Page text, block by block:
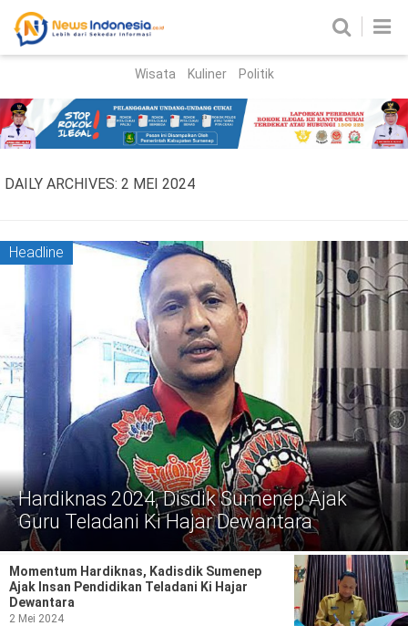
Parlemen
Nasional
Hukum Kriminal
Korupsi
Politik
Gaya Hidup
Kesehatan Kuliner
Otomotif
Iptek
Pendidikan
Wisata Kuliner Politik
DAILY ARCHIVES: 2 MEI 2024
Headline
Hardiknas 2024, Disdik Sumenep Ajak
Guru Teladani Ki Hajar Dewantara
Momentum Hardiknas, Kadisdik Sumenep
Ajak Insan Pendidikan Teladani Ki Hajar
Dewantara
2 Mei 2024